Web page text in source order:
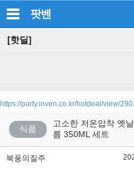
팟벤
[핫딜]
https://party.inven.co.kr/hotdeal/view/
식품
고소한 저온압착 옛
름 350ML 세트
북풍의질주